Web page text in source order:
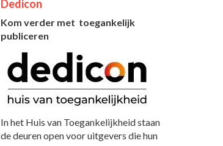
Dedicon
Kom verder met toegankelijk
publiceren
In het Huis van Toegankelijkheid staan
de deuren open voor uitgevers die hun